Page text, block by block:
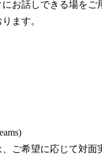
お話しできる場をご
ます。
ご希望に応じて対面